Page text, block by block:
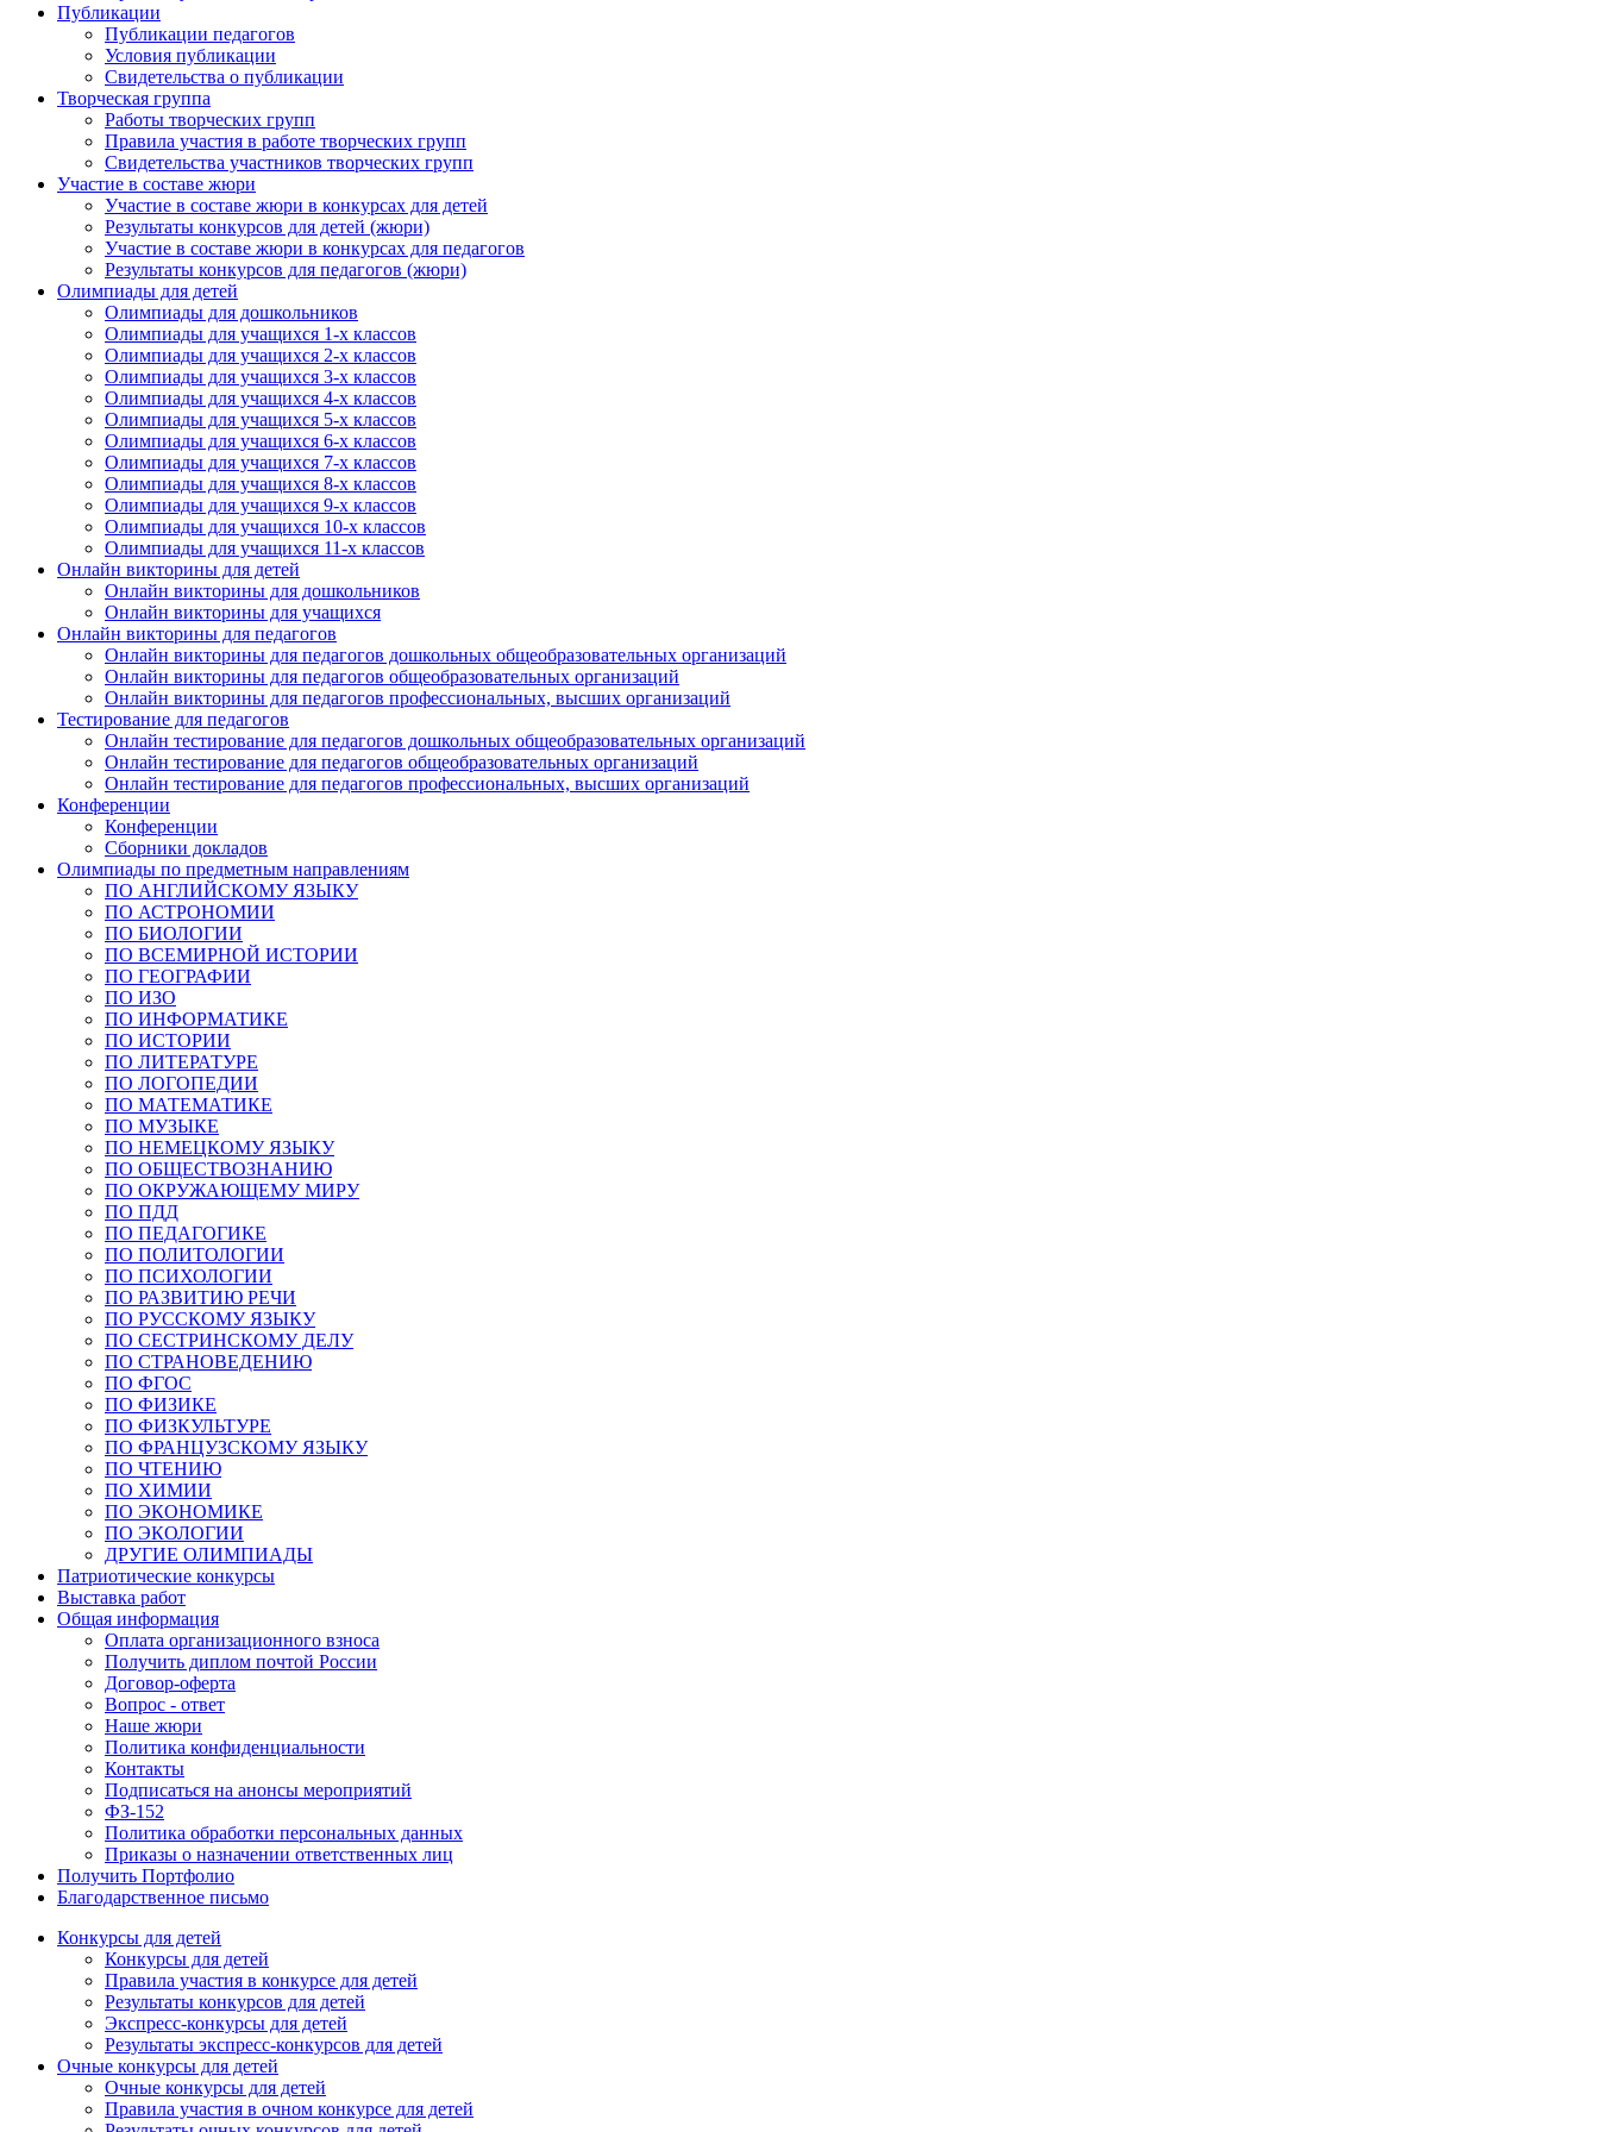
Публикации
Публикации педагогов
Условия публикации
Свидетельства о публикации
Творческая группа
Работы творческих групп
Правила участия в работе творческих групп
Свидетельства участников творческих групп
Участие в составе жюри
Участие в составе жюри в конкурсах для детей
Результаты конкурсов для детей (жюри)
Участие в составе жюри в конкурсах для педагогов
Результаты конкурсов для педагогов (жюри)
Олимпиады для детей
Олимпиады для дошкольников
Олимпиады для учащихся 1-х классов
Олимпиады для учащихся 2-х классов
Олимпиады для учащихся 3-х классов
Олимпиады для учащихся 4-х классов
Олимпиады для учащихся 5-х классов
Олимпиады для учащихся 6-х классов
Олимпиады для учащихся 7-х классов
Олимпиады для учащихся 8-х классов
Олимпиады для учащихся 9-х классов
Олимпиады для учащихся 10-х классов
Олимпиады для учащихся 11-х классов
Онлайн викторины для детей
Онлайн викторины для дошкольников
Онлайн викторины для учащихся
Онлайн викторины для педагогов
Онлайн викторины для педагогов дошкольных общеобразовательных организаций
Онлайн викторины для педагогов общеобразовательных организаций
Онлайн викторины для педагогов профессиональных, высших организаций
Тестирование для педагогов
Онлайн тестирование для педагогов дошкольных общеобразовательных организаций
Онлайн тестирование для педагогов общеобразовательных организаций
Онлайн тестирование для педагогов профессиональных, высших организаций
Конференции
Конференции
Сборники докладов
Олимпиады по предметным направлениям
ПО АНГЛИЙСКОМУ ЯЗЫКУ
ПО АСТРОНОМИИ
ПО БИОЛОГИИ
ПО ВСЕМИРНОЙ ИСТОРИИ
ПО ГЕОГРАФИИ
ПО ИЗО
ПО ИНФОРМАТИКЕ
ПО ИСТОРИИ
ПО ЛИТЕРАТУРЕ
ПО ЛОГОПЕДИИ
ПО МАТЕМАТИКЕ
ПО МУЗЫКЕ
ПО НЕМЕЦКОМУ ЯЗЫКУ
ПО ОБЩЕСТВОЗНАНИЮ
ПО ОКРУЖАЮЩЕМУ МИРУ
ПО ПДД
ПО ПЕДАГОГИКЕ
ПО ПОЛИТОЛОГИИ
ПО ПСИХОЛОГИИ
ПО РАЗВИТИЮ РЕЧИ
ПО РУССКОМУ ЯЗЫКУ
ПО СЕСТРИНСКОМУ ДЕЛУ
ПО СТРАНОВЕДЕНИЮ
ПО ФГОС
ПО ФИЗИКЕ
ПО ФИЗКУЛЬТУРЕ
ПО ФРАНЦУЗСКОМУ ЯЗЫКУ
ПО ЧТЕНИЮ
ПО ХИМИИ
ПО ЭКОНОМИКЕ
ПО ЭКОЛОГИИ
ДРУГИЕ ОЛИМПИАДЫ
Патриотические конкурсы
Выставка работ
Общая информация
Оплата организационного взноса
Получить диплом почтой России
Договор-оферта
Вопрос - ответ
Наше жюри
Политика конфиденциальности
Контакты
Подписаться на анонсы мероприятий
ФЗ-152
Политика обработки персональных данных
Приказы о назначении ответственных лиц
Получить Портфолио
Благодарственное письмо
Конкурсы для детей
Конкурсы для детей
Правила участия в конкурсе для детей
Результаты конкурсов для детей
Экспресс-конкурсы для детей
Результаты экспресс-конкурсов для детей
Очные конкурсы для детей
Очные конкурсы для детей
Правила участия в очном конкурсе для детей